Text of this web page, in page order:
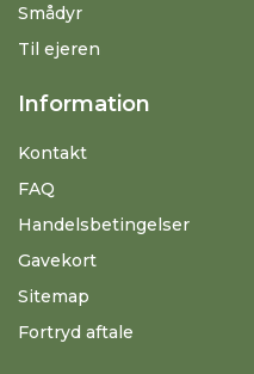
Smådyr
Til ejeren
Information
Kontakt
FAQ
Handelsbetingelser
Gavekort
Sitemap
Fortryd aftale